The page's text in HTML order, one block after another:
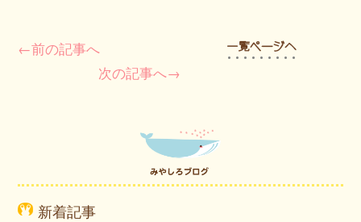
←前の記事へ
次の記事へ→
新着記事